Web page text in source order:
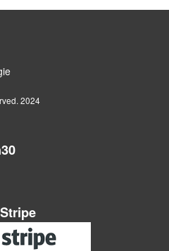
2024